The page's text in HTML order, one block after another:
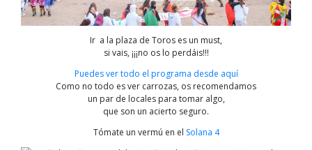
Ir a la plaza de Toros es un must,
si vais, ¡¡¡no os lo perdáis!!!
Puedes ver todo el programa desde aquí
Como no todo es ver carrozas, os recomendamos
un par de locales para tomar algo,
que son un acierto seguro.
Tómate un vermú en el Solana 4